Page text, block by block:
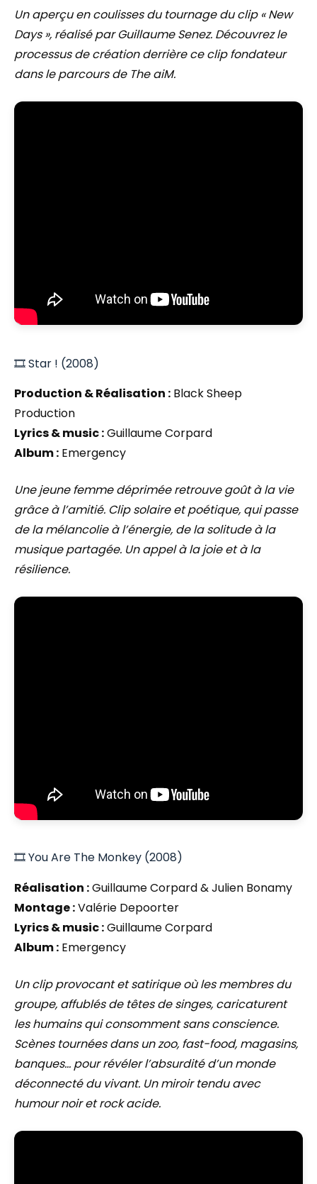
Un aperçu en coulisses du tournage du clip « New
Days », réalisé par Guillaume Senez. Découvrez le
processus de création derrière ce clip fondateur
dans le parcours de The aiM.
🎞️ Star ! (2008)
Production & Réalisation : Black Sheep
Production
Lyrics & music :Guillaume Corpard
Album : Emergency
Une jeune femme déprimée retrouve goût à la vie
grâce à l’amitié. Clip solaire et poétique, qui passe
de la mélancolie à l’énergie, de la solitude à la
musique partagée. Un appel à la joie et à la
résilience.
🎞️ You Are The Monkey (2008)
Réalisation :Guillaume Corpard & Julien Bonamy
Montage :Valérie Depoorter
Lyrics & music :Guillaume Corpard
Album : Emergency
Un clip provocant et satirique où les membres du
groupe, affublés de têtes de singes, caricaturent
les humains qui consomment sans conscience.
Scènes tournées dans un zoo, fast-food, magasins,
banques… pour révéler l’absurdité d’un monde
déconnecté du vivant. Un miroir tendu avec
humour noir et rock acide.